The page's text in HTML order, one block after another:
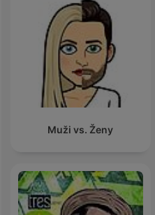
Muži vs. Ženy